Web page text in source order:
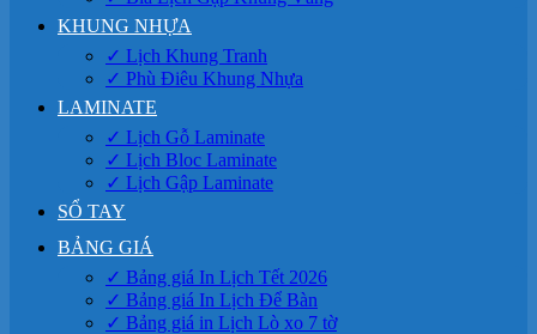
KHUNG NHỰA
✓ Lịch Khung Tranh
✓ Phù Điêu Khung Nhựa
LAMINATE
✓ Lịch Gỗ Laminate
✓ Lịch Bloc Laminate
✓ Lịch Gập Laminate
SỔ TAY
BẢNG GIÁ
✓ Bảng giá In Lịch Tết 2026
✓ Bảng giá In Lịch Để Bàn
✓ Bảng giá in Lịch Lò xo 7 tờ